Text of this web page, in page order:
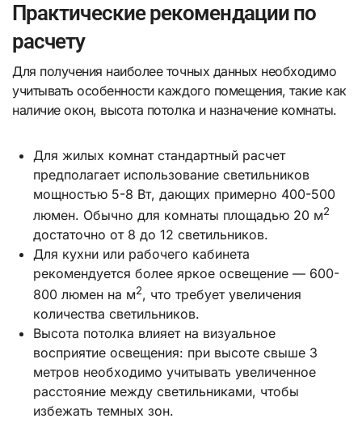
Практические рекомендации по
расчету
Для получения наиболее точных данных необходимо
учитывать особенности каждого помещения, такие как
наличие окон, высота потолка и назначение комнаты.
Для жилых комнат стандартный расчет
предполагает использование светильников
мощностью 5-8 Вт, дающих примерно 400-500
люмен. Обычно для комнаты площадью 20 м2
достаточно от 8 до 12 светильников.
Для кухни или рабочего кабинета
рекомендуется более яркое освещение — 600-
800 люмен на м2, что требует увеличения
количества светильников.
Высота потолка влияет на визуальное
восприятие освещения: при высоте свыше 3
метров необходимо учитывать увеличенное
расстояние между светильниками, чтобы
избежать темных зон.